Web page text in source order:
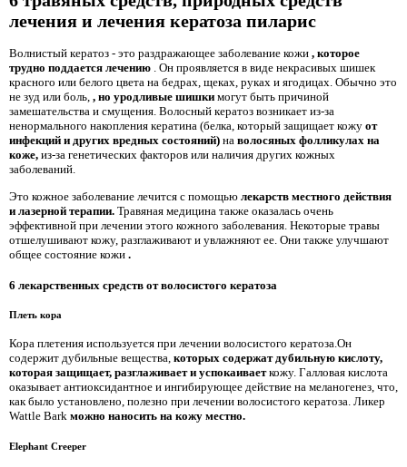
лечения и лечения кератоза пиларис
Волнистый кератоз - это раздражающее заболевание кожи , которое
трудно поддается лечению . Он проявляется в виде некрасивых шишек
красного или белого цвета на бедрах, щеках, руках и ягодицах. Обычно это
не зуд или боль, , но уродливые шишки могут быть причиной
замешательства и смущения. Волосный кератоз возникает из-за
ненормального накопления кератина (белка, который защищает кожу от
инфекций и других вредных состояний) на волосяных фолликулах на
коже, из-за генетических факторов или наличия других кожных
заболеваний.
Это кожное заболевание лечится с помощью лекарств местного действия
и лазерной терапии. Травяная медицина также оказалась очень
эффективной при лечении этого кожного заболевания. Некоторые травы
отшелушивают кожу, разглаживают и увлажняют ее. Они также улучшают
общее состояние кожи .
6 лекарственных средств от волосистого кератоза
Плеть кора
Кора плетения используется при лечении волосистого кератоза.Он
содержит дубильные вещества, которых содержат дубильную кислоту,
которая защищает, разглаживает и успокаиваеткожу. Галловая кислота
оказывает антиоксидантное и ингибирующее действие на меланогенез, что,
как было установлено, полезно при лечении волосистого кератоза. Ликер
Wattle Bark можно наносить на кожу местно.
Elephant Creeper